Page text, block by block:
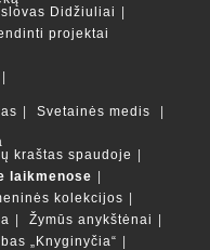
Didžiuliai
projektai
Svetainės medis
kraštas spaudoje
laikmenose
kolekcijos
Žymūs anykštėnai
„Knyginyčia“